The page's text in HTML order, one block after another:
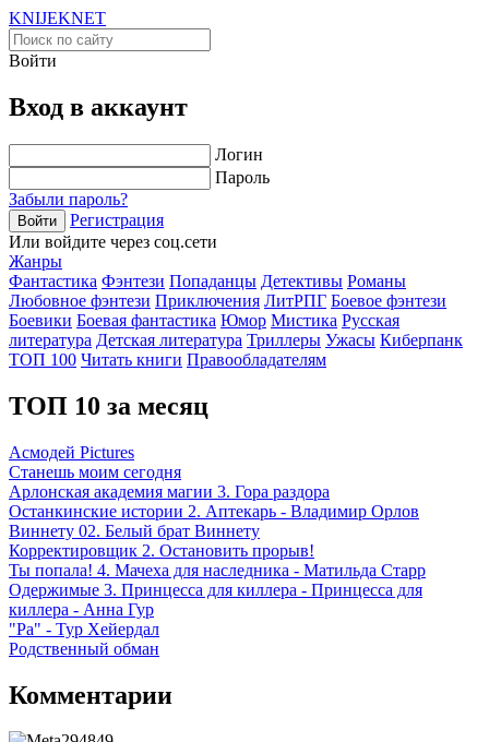
KNIJEKNET
Войти
Вход в аккаунт
Логин
Пароль
Забыли пароль?
Войти
Регистрация
Или войдите через соц.сети
Жанры
Фантастика Фэнтези Попаданцы Детективы Романы
Любовное фэнтези Приключения ЛитРПГ Боевое фэнтези
Боевики Боевая фантастика Юмор Мистика Русская
литература Детская литература Триллеры Ужасы Киберпанк
ТОП 100 Читать книги Правообладателям
ТОП 10 за месяц
Асмодей Pictures
Станешь моим сегодня
Арлонская академия магии 3. Гора раздора
Останкинские истории 2. Аптекарь - Владимир Орлов
Виннету 02. Белый брат Виннету
Корректировщик 2. Остановить прорыв!
Ты попала! 4. Мачеха для наследника - Матильда Старр
Одержимые 3. Принцесса для киллера - Принцесса для
киллера - Анна Гур
"Ра" - Тур Хейердал
Родственный обман
Комментарии